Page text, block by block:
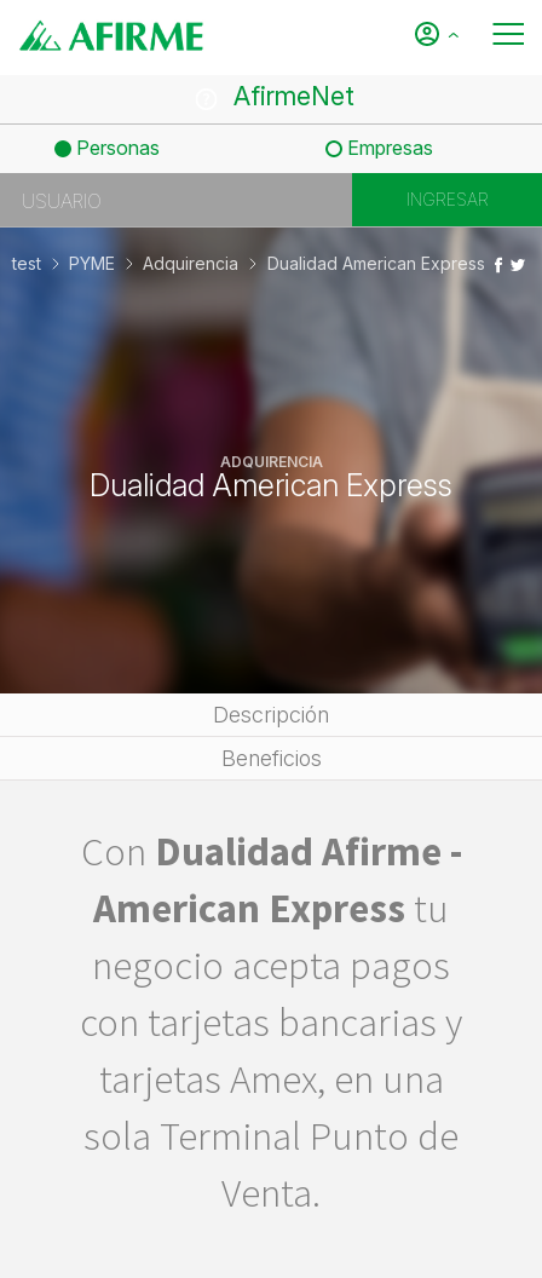
AfirmeNet
Personas Empresas
test PYME Adquirencia Dualidad American Express
ADQUIRENCIA
Dualidad American Express
Descripción
Beneficios
Con Dualidad Afirme -
American Express tu
negocio acepta pagos
con tarjetas bancarias y
tarjetas Amex, en una
sola Terminal Punto de
Venta.